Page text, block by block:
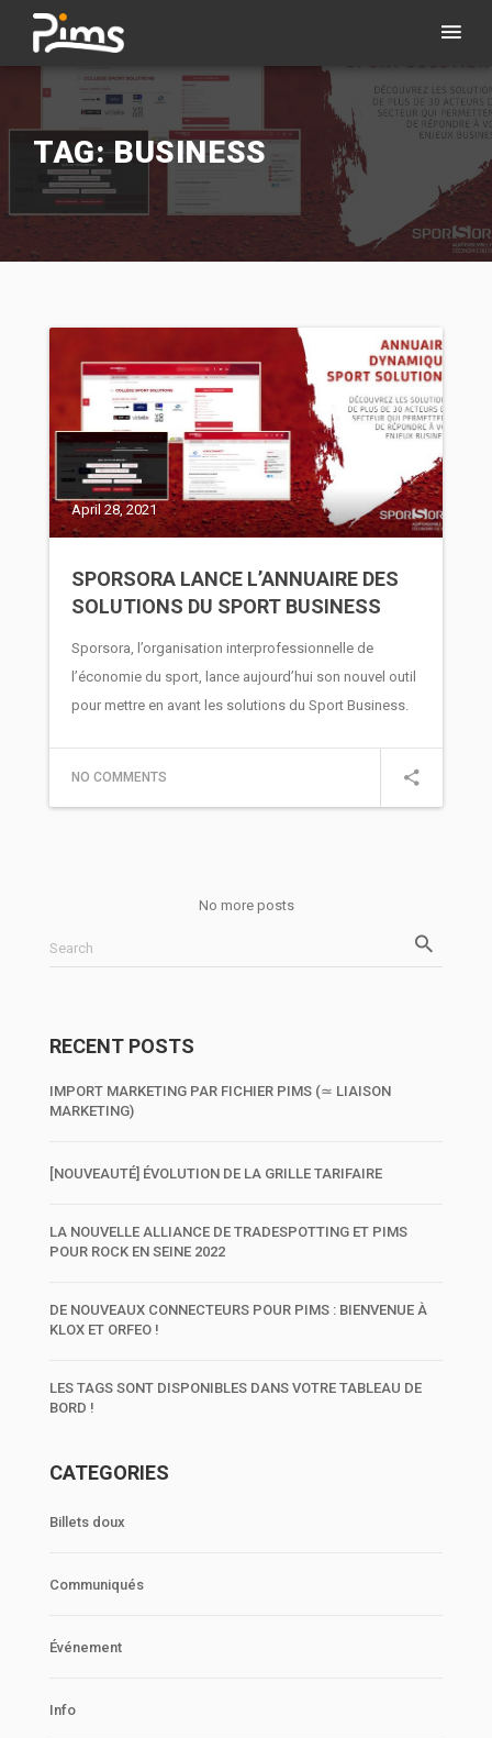
TAG: BUSINESS
April 28, 2021
SPORSORA LANCE L’ANNUAIRE DES
SOLUTIONS DU SPORT BUSINESS
Sporsora, l’organisation interprofessionnelle de
l’économie du sport, lance aujourd’hui son nouvel outil
pour mettre en avant les solutions du Sport Business.
NO COMMENTS
No more posts
Search
RECENT POSTS
IMPORT MARKETING PAR FICHIER PIMS (≃ LIAISON
MARKETING)
[NOUVEAUTÉ] ÉVOLUTION DE LA GRILLE TARIFAIRE
LA NOUVELLE ALLIANCE DE TRADESPOTTING ET PIMS
POUR ROCK EN SEINE 2022
DE NOUVEAUX CONNECTEURS POUR PIMS : BIENVENUE À
KLOX ET ORFEO !
LES TAGS SONT DISPONIBLES DANS VOTRE TABLEAU DE
BORD !
CATEGORIES
Billets doux
Communiqués
Événement
Info